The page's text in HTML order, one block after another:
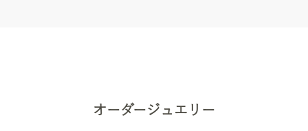
オーダージュエリー